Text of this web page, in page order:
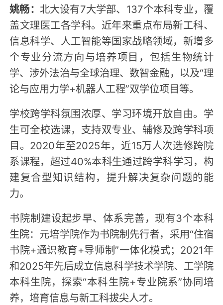
姚畅： 北大设有7大学部、137个本科专业，覆
盖文理医工各学科。近年来重点布局新工科、
信息科学、人工智能等国家战略领域，新增多
个专业分流方向与培养项目，包括生物统计
学、涉外法治与全球治理、数智金融，以及“理
论与应用力学+机器人工程”双学位项目等。
学校跨学科氛围浓厚、学习环境开放自由。学
生可全校选课，支持双专业、辅修及跨学科项
目。2020年至2025年，近15万人次选修跨院
系课程，超过40%本科生通过跨学科学习，构
建复合型知识结构，提升解决复杂问题的能
力。
书院制建设起步早、体系完善，现有3个本科
生院：元培学院作为书院制先行者，采用“住宿
书院+通识教育+导师制”一体化模式；2021年
和2025年先后成立信息科学技术学院、工学院
本科生院，探索“本科生院+专业院系”协同培
养，培育信息与新工科拔尖人才。